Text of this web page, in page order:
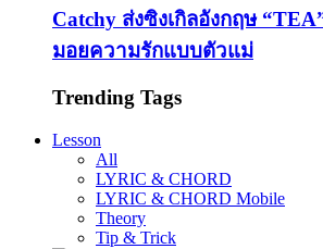
Catchy ส่งซิงเกิลอังกฤษ
มอยความรักแบบตัวแม่
Trending Tags
Lesson
All
LYRIC & CHORD
LYRIC & CHORD Mobile
Theory
Tip & Trick